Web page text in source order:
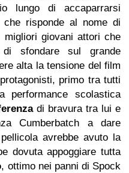
lungo di accaparrarsi
risponde al nome di
giovani attori che
sfondare sul grande
alta la tensione del film
primo tra tutti
scolastica
di bravura tra lui e
Cumberbatch a dare
avrebbe avuto la
dovuta appoggiare tutta
, ottimo nei panni di Spock